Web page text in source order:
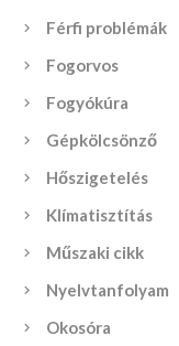
Férfi problémák
Fogorvos
Fogyókúra
Gépkölcsönző
Hőszigetelés
Klímatisztítás
Műszaki cikk
Nyelvtanfolyam
Okosóra